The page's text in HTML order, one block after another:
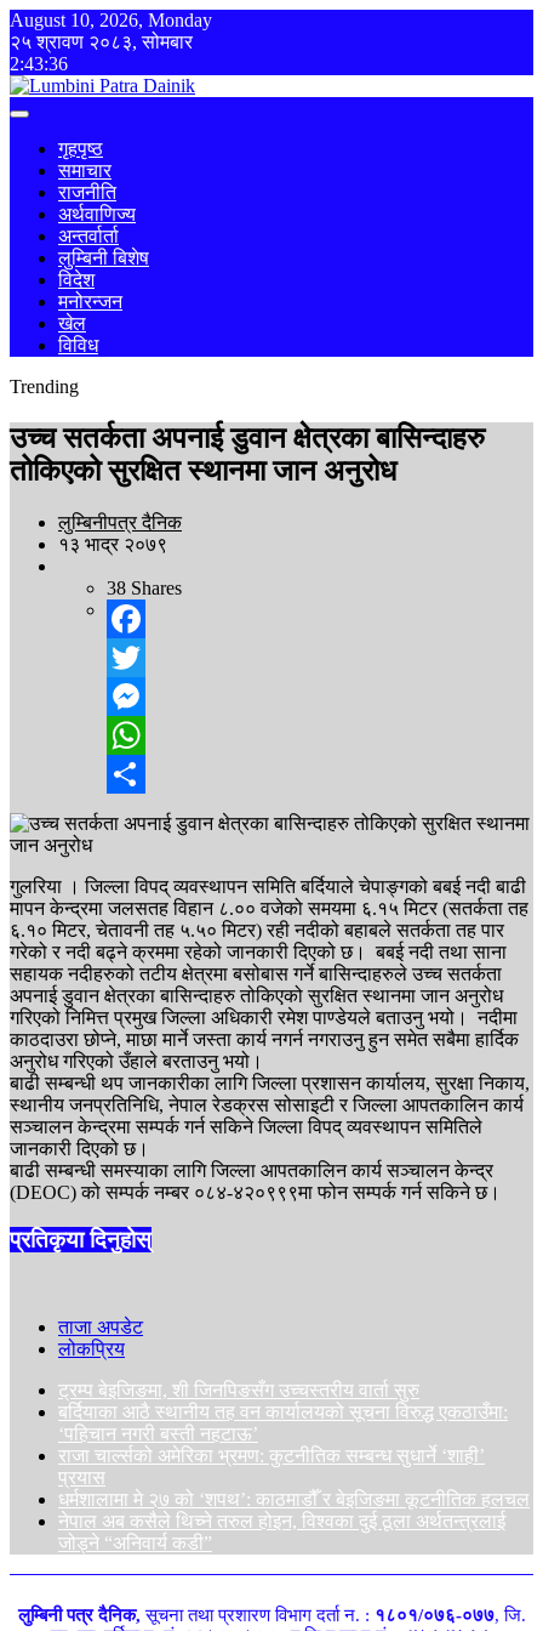
August 10, 2026, Monday
२५ श्रावण २०८३, सोमबार
2:43:36
गृहपृष्ठ
समाचार
राजनीति
अर्थवाणिज्य
अन्तर्वार्ता
लुम्बिनी बिशेष
विदेश
मनोरन्जन
खेल
विविध
Trending
उच्च सतर्कता अपनाई डुवान क्षेत्रका बासिन्दाहरु
तोकिएको सुरक्षित स्थानमा जान अनुरोध
लुम्बिनीपत्र दैनिक
१३ भाद्र २०७९
38 Shares
Facebook
Twitter
Messenger
WhatsApp
गुलरिया । जिल्ला विपद् व्यवस्थापन समिति बर्दियाले चेपाङ्गको बबई नदी बाढी
मापन केन्द्रमा जलसतह विहान ८.०० वजेको समयमा ६.१५ मिटर (सतर्कता तह
६.१० मिटर, चेतावनी तह ५.५० मिटर) रही नदीको बहाबले सतर्कता तह पार
गरेको र नदी बढ्ने क्रममा रहेको जानकारी दिएको छ। बबई नदी तथा साना
सहायक नदीहरुको तटीय क्षेत्रमा बसोबास गर्ने बासिन्दाहरुले उच्च सतर्कता
अपनाई डुवान क्षेत्रका बासिन्दाहरु तोकिएको सुरक्षित स्थानमा जान अनुरोध
गरिएको निमित्त प्रमुख जिल्ला अधिकारी रमेश पाण्डेयले बताउनु भयो। नदीमा
काठदाउरा छोप्ने, माछा मार्ने जस्ता कार्य नगर्न नगराउनु हुन समेत सबैमा हार्दिक
अनुरोध गरिएको उँहाले बरताउनु भयो।
बाढी सम्बन्धी थप जानकारीका लागि जिल्ला प्रशासन कार्यालय, सुरक्षा निकाय,
स्थानीय जनप्रतिनिधि, नेपाल रेडक्रस सोसाइटी र जिल्ला आपतकालिन कार्य
सञ्चालन केन्द्रमा सम्पर्क गर्न सकिने जिल्ला विपद् व्यवस्थापन समितिले
जानकारी दिएको छ।
बाढी सम्बन्धी समस्याका लागि जिल्ला आपतकालिन कार्य सञ्चालन केन्द्र
(DEOC) को सम्पर्क नम्बर ०८४-४२०९९९मा फोन सम्पर्क गर्न सकिने छ।
प्रतिकृया दिनुहोस्
ताजा अपडेट
लोकप्रिय
ट्रम्प बेइजिङमा, शी जिनपिङसँग उच्चस्तरीय वार्ता सुरु
बर्दियाका आठै स्थानीय तह वन कार्यालयको सूचना विरुद्ध एकठाउँमा:
‘पहिचान नगरी बस्ती नहटाऊ’
राजा चार्ल्सको अमेरिका भ्रमण: कुटनीतिक सम्बन्ध सुधार्ने ‘शाही’
प्रयास
धर्मशालामा मे २७ को ‘शपथ’: काठमाडौँ र बेइजिङमा कूटनीतिक हलचल
नेपाल अब कसैले थिच्ने तरुल होइन, विश्वका दुई ठूला अर्थतन्त्रलाई
जोड्ने “अनिवार्य कडी”
लुम्बिनी पत्र दैनिक,सूचना तथा प्रशारण विभाग दर्ता न. : १८०१/०७६-०७७, जि.